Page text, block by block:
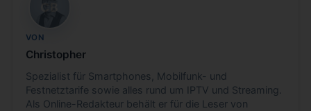
CB
VON
Christopher
Spezialist für Smartphones, Mobilfunk- und
Festnetztarife sowie alles rund um IPTV und Streaming.
Als Online-Redakteur behält er für die Leser von